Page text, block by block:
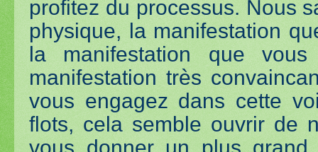
profitez du processus. Nous
physique, la manifestation
la manifestation que
manifestation très
vous engagez dans cette
flots, cela semble ouvrir de
vous donner un plus